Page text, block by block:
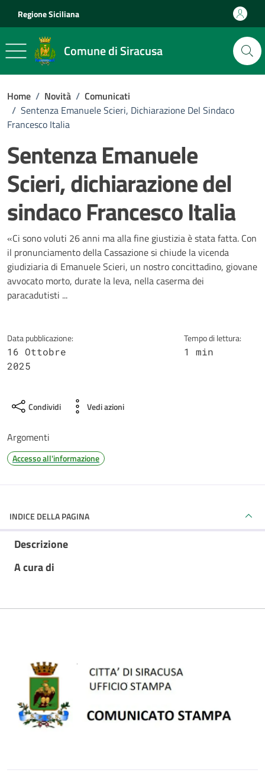
Regione Siciliana
Comune di Siracusa
Home / Novità / Comunicati
/ Sentenza Emanuele Scieri, Dichiarazione Del Sindaco
Francesco Italia
Sentenza Emanuele
Scieri, dichiarazione del
sindaco Francesco Italia
Dettagli della notizia
«Ci sono voluti 26 anni ma alla fine giustizia è stata fatta. Con
il pronunciamento della Cassazione si chiude la vicenda
giudiziaria di Emanuele Scieri, un nostro concittadino, giovane
avvocato morto, durate la leva, nella caserma dei
paracadutisti ...
Data pubblicazione:
16 Ottobre
2025
Tempo di lettura:
1 min
Condividi Vedi azioni
Argomenti
Accesso all'informazione
INDICE DELLA PAGINA
Descrizione
A cura di